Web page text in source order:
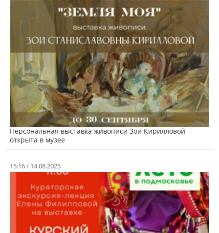
Персональная выставка живописи Зои Кирилловой
открыта в музее
15:16 / 14.08.2025